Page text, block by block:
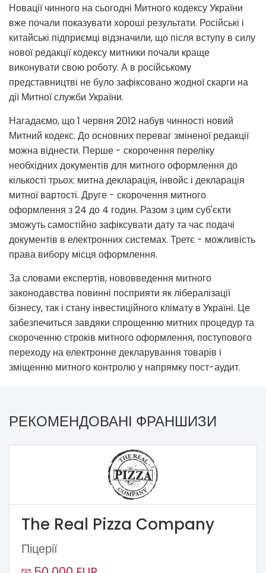
Новації чинного на сьогодні Митного кодексу України
вже почали показувати хороші результати. Російські і
китайські підприємці відзначили, що після вступу в силу
нової редакції кодексу митники почали краще
виконувати свою роботу. А в російському
представництві не було зафіксовано жодної скарги на
дії Митної служби України.
Нагадаємо, що 1 червня 2012 набув чинності новий
Митний кодекс. До основних переваг зміненої редакції
можна віднести. Перше - скорочення переліку
необхідних документів для митного оформлення до
кількості трьох: митна декларація, інвойс і декларація
митної вартості. Друге - скорочення митного
оформлення з 24 до 4 годин. Разом з цим суб'єкти
зможуть самостійно зафіксувати дату та час подачі
документів в електронних системах. Третє - можливість
права вибору місця оформлення.
За словами експертів, нововведення митного
законодавства повинні посприяти як лібералізації
бізнесу, так і стану інвестиційного клімату в Україні. Це
забезпечиться завдяки спрощенню митних процедур та
скороченню строків митного оформлення, поступового
переходу на електронне декларування товарів і
зміщенню митного контролю у напрямку пост-аудит.
РЕКОМЕНДОВАНІ ФРАНШИЗИ
The Real Pizza Company
Піцерії